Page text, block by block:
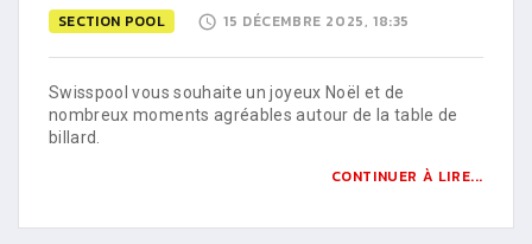
SECTION POOL 15 DÉCEMBRE 2025, 18:35
Swisspool vous souhaite un joyeux Noël et de
nombreux moments agréables autour de la table de
billard.
CONTINUER À LIRE...